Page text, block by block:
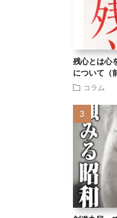
残心とは心
について（
コラム